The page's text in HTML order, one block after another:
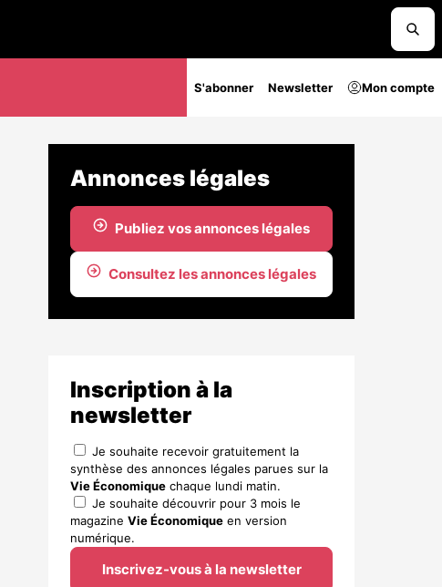
S'abonner Newsletter Mon compte
Annonces légales
Publiez vos annonces légales
Consultez les annonces légales
Inscription à la
newsletter
Je souhaite recevoir gratuitement la
synthèse des annonces légales parues sur la
Vie Économique chaque lundi matin.
Je souhaite découvrir pour 3 mois le
magazine Vie Économique en version
numérique.
Inscrivez-vous à la newsletter